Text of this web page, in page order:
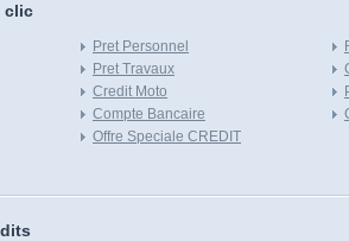
clic
Pret Personnel
Pret Travaux
Credit Moto
Compte Bancaire
Offre Speciale CREDIT